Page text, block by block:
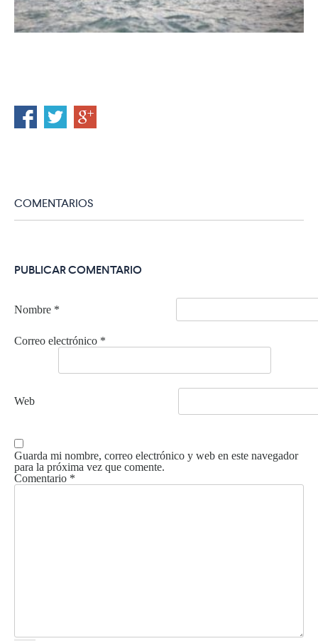
COMENTARIOS
PUBLICAR COMENTARIO
Nombre *
Correo electrónico *
Web
Guarda mi nombre, correo electrónico y web en este navegador
para la próxima vez que comente.
Comentario *